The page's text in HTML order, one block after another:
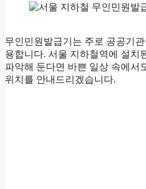
무인민원발급기는 주로 공공기
용합니다. 서울 지하철역에 설치
파악해 둔다면 바쁜 일상 속에서
위치를 안내드리겠습니다.